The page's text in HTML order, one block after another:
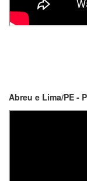
Abreu e Lima/PE -